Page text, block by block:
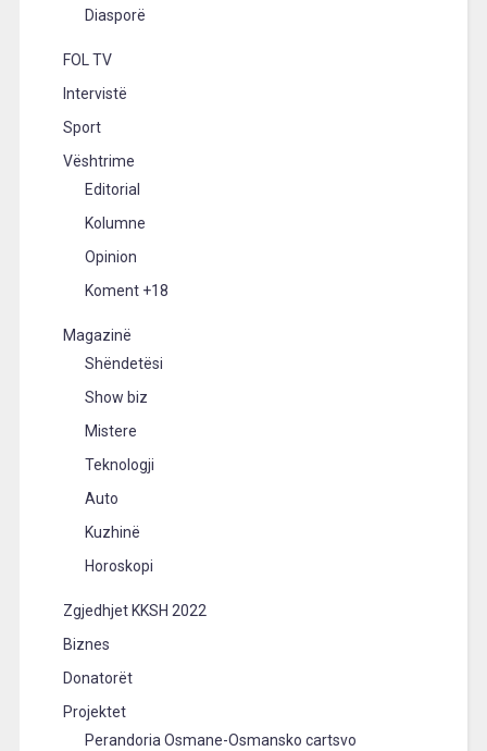
Diasporë
FOL TV
Intervistë
Sport
Vështrime
Editorial
Kolumne
Opinion
Koment +18
Magazinë
Shëndetësi
Show biz
Mistere
Teknologji
Auto
Kuzhinë
Horoskopi
Zgjedhjet KKSH 2022
Biznes
Donatorët
Projektet
Perandoria Osmane-Osmansko cartsvo